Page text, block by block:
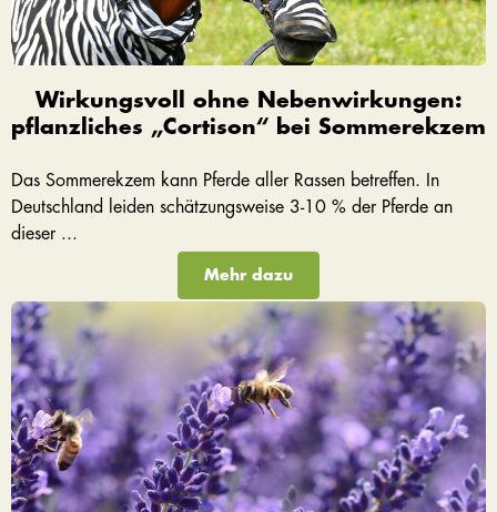
Wirkungsvoll ohne Nebenwirkungen:
pflanzliches „Cortison“ bei Sommerekzem
Das Sommerekzem kann Pferde aller Rassen betreffen. In
Deutschland leiden schätzungsweise 3-10 % der Pferde an
dieser ...
Mehr dazu